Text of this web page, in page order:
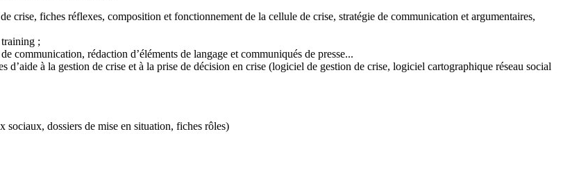
crise, fiches réflexes, composition et fonctionnement de la cellule de crise, stratégie de communication et argumentaires,
;
communication, rédaction d’éléments de langage et communiqués de presse...
à la gestion de crise et à la prise de décision en crise (logiciel de gestion de crise, logiciel cartographique réseau social
sociaux, dossiers de mise en situation, fiches rôles)